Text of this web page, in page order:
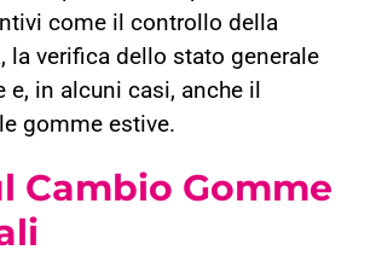
come il controllo della
la verifica dello stato generale
in alcuni casi, anche il
gomme estive.
Cambio Gomme